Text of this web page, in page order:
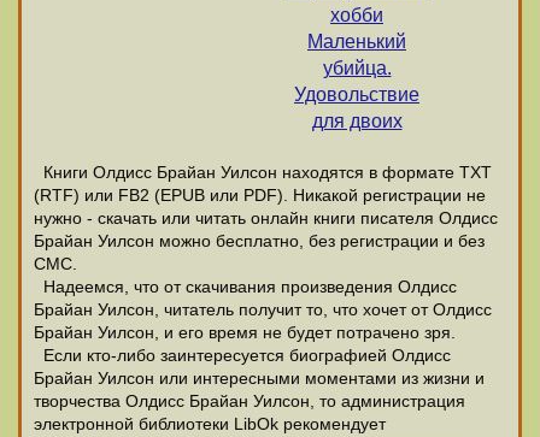
хобби
Маленький
убийца.
Удовольствие
для двоих
Книги Олдисс Брайан Уилсон находятся в формате ТХТ
(RTF) или FB2 (EPUB или PDF). Никакой регистрации не
нужно - скачать или читать онлайн книги писателя Олдисс
Брайан Уилсон можно бесплатно, без регистрации и без
СМС.
Надеемся, что от скачивания произведения Олдисс
Брайан Уилсон, читатель получит то, что хочет от Олдисс
Брайан Уилсон, и его время не будет потрачено зря.
Если кто-либо заинтересуется биографией Олдисс
Брайан Уилсон или интересными моментами из жизни и
творчества Олдисс Брайан Уилсон, то администрация
электронной библиотеки LibOk рекомендует